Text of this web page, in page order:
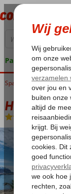
Pakketgarantie
Home
Spanje Canarische
H10 Costa
Logies